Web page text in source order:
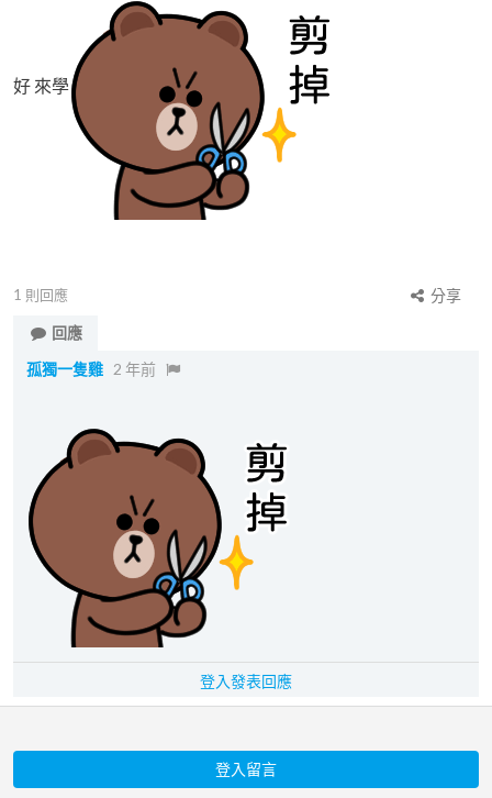
好 來學
1 則回應
分享
回應
孤獨一隻雞 2 年前
登入發表回應
登入留言